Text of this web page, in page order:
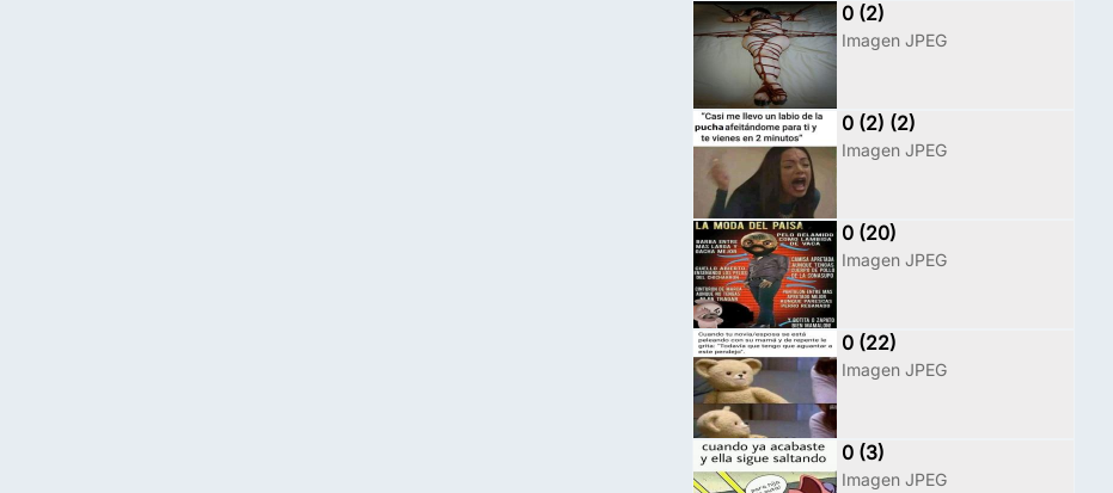
0 (2)
Imagen JPEG
0 (2) (2)
Imagen JPEG
0 (20)
Imagen JPEG
0 (22)
Imagen JPEG
0 (3)
Imagen JPEG